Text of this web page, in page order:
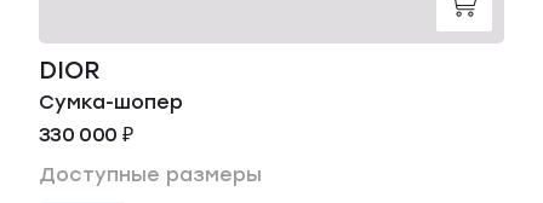
DIOR
Сумка-шопер
330 000 ₽
Доступные размеры